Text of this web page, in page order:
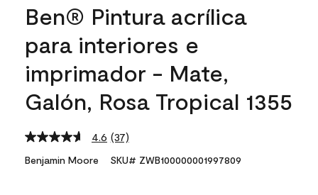
Ben® Pintura acrílica
para interiores e
imprimador - Mate,
Galón, Rosa Tropical 1355
4.6 Read
37
Reviews.
(37)
Benjamin Moore SKU# ZWB100000001997809